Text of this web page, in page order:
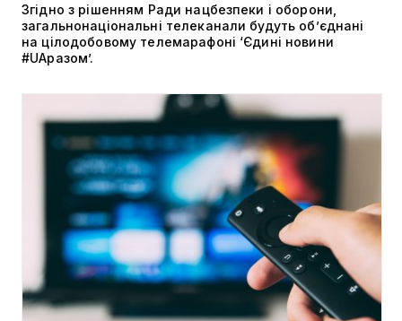
Згідно з рішенням Ради нацбезпеки і оборони,
загальнонаціональні телеканали будуть об’єднані
на цілодобовому телемарафоні ‘Єдині новини
#UАразом’.